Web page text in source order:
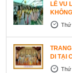
LỄ VU
Thứ
DI TẠI
Thứ